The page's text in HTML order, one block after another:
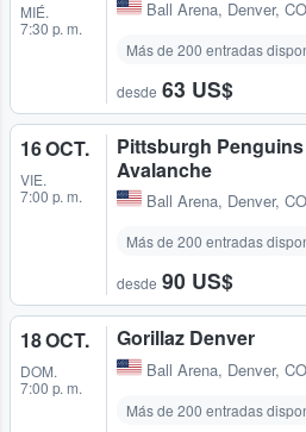
MIÉ.
7:30 p. m.
Ball Arena, Denver,
Más de 200 entradas
desde 63 US$
16 OCT.
VIE.
7:00 p. m.
Pittsburgh
Avalanche
Ball Arena, Denver,
Más de 200 entradas
desde 90 US$
18 OCT.
DOM.
7:00 p. m.
Gorillaz Denver
Ball Arena, Denver,
Más de 200 entradas